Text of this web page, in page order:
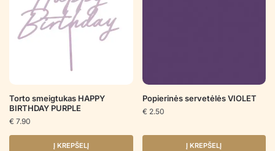
Torto smeigtukas HAPPY
BIRTHDAY PURPLE
€ 7.90
Į KREPŠELĮ
Popierinės servetėlės VIOLET
€ 2.50
Į KREPŠELĮ